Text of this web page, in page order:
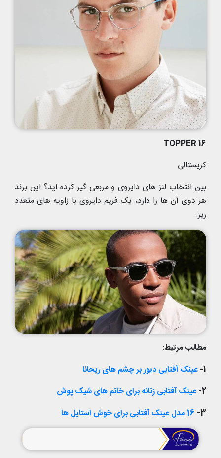
TOPPER 16
کریستالی
بین انتخاب لنز های دایروی و مربعی گیر کرده اید؟ این برند
هر دوی آن ها را دارد، یک فریم دایروی با زاویه های متعدد
ریز.
مطالب مرتبط:
1- عینک آفتابی دیور بر چشم های ریحانا
2- عینک آفتابی زنانه برای خانم های شیک پوش
3- 16 مدل عینک آفتابی برای خوش استایل ها